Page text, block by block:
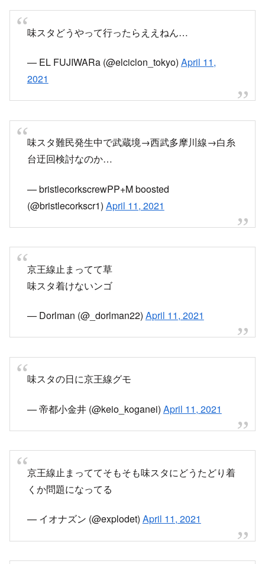
味スタどうやって行ったらええねん…
— EL FUJIWARa (@elciclon_tokyo) April 11,
2021
味スタ難民発生中で武蔵境→西武多摩川線→白糸
台迂回検討なのか…
— bristlecorkscrewPP+M boosted
(@bristlecorkscr1) April 11, 2021
京王線止まってて草
味スタ着けないンゴ
— Dorlman (@_dorlman22) April 11, 2021
味スタの日に京王線グモ
— 帝都小金井 (@keio_koganei) April 11, 2021
京王線止まっててそもそも味スタにどうたどり着
くか問題になってる
— イオナズン (@explodet) April 11, 2021